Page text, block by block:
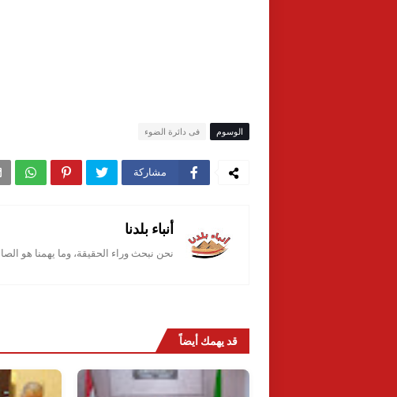
الوسوم فى دائرة الضوء
مشاركة
أنباء بلدنا
نحن نبحث وراء الحقيقة، وما يهمنا هو
قد يهمك أيضاً